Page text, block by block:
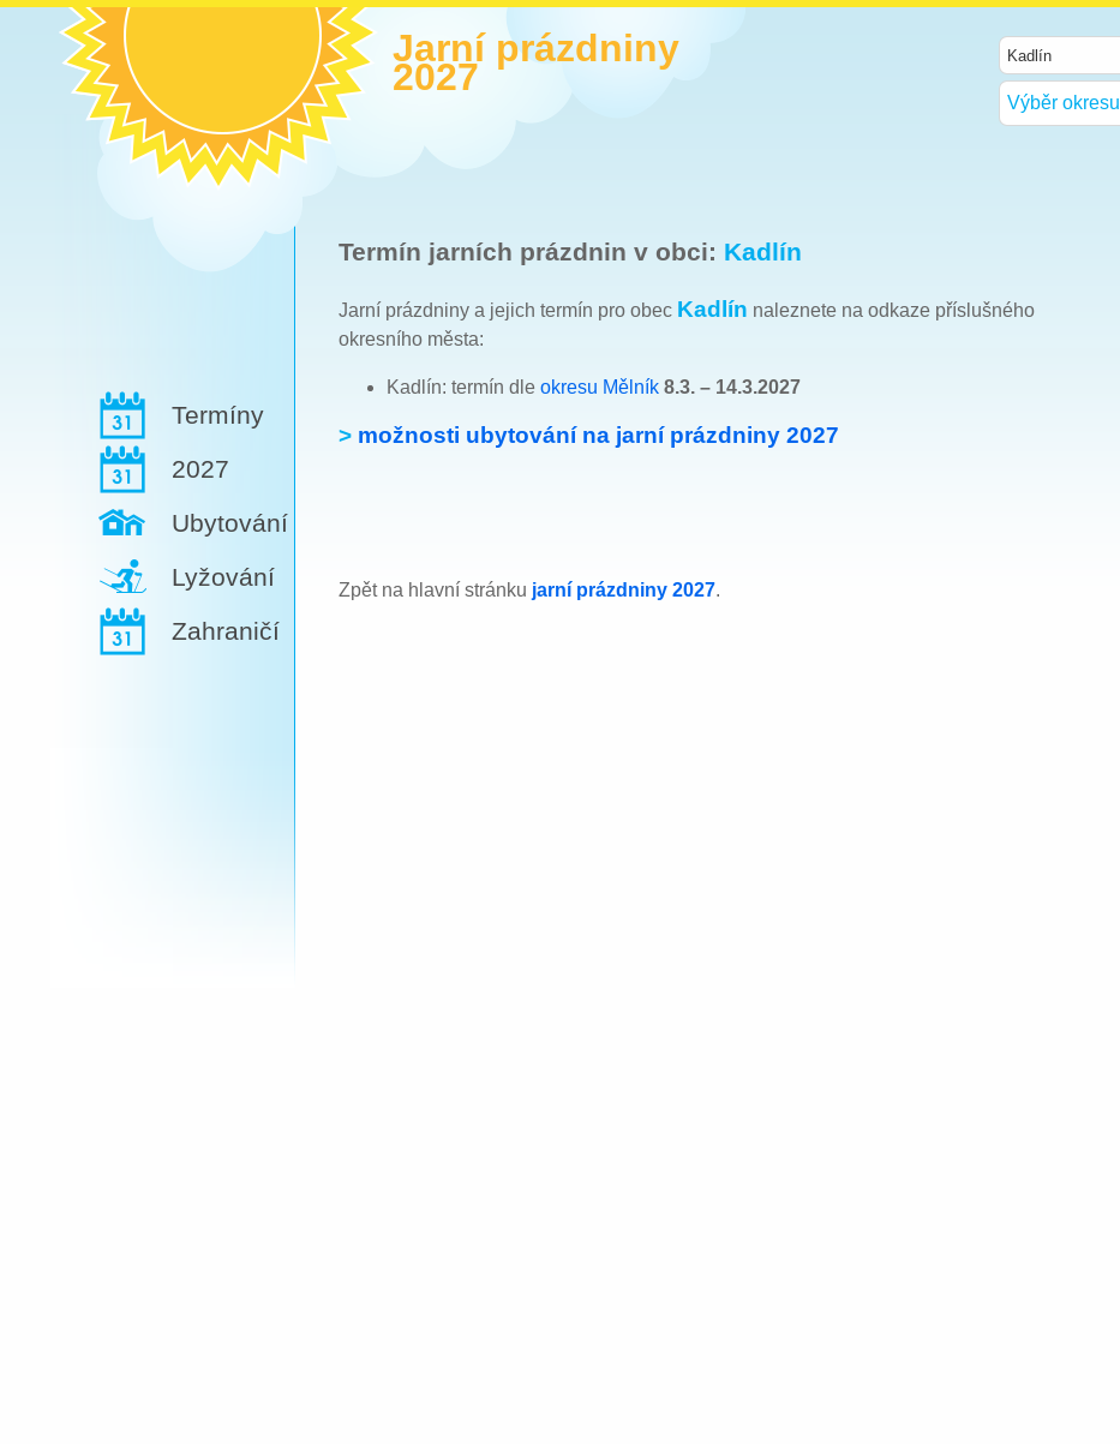
Jarní prázdniny
2027
Výběr okresu
Termíny
2027
Ubytování
Lyžování
Zahraničí
Termín jarních prázdnin v obci: Kadlín
Jarní prázdniny a jejich termín pro obec Kadlín naleznete na odkaze příslušného
okresního města:
Kadlín: termín dle okresu Mělník 8.3. – 14.3.2027
> možnosti ubytování na jarní prázdniny 2027
Zpět na hlavní stránku jarní prázdniny 2027.